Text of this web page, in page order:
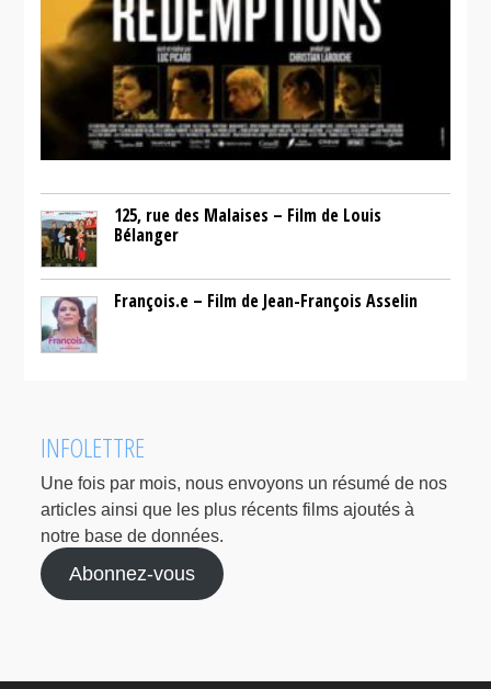
125, rue des Malaises – Film de Louis
Bélanger
François.e – Film de Jean-François Asselin
INFOLETTRE
Une fois par mois, nous envoyons un résumé de nos
articles ainsi que les plus récents films ajoutés à
notre base de données.
Abonnez-vous